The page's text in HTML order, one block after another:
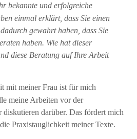
bekannte und erfolgreiche
einmal erklärt, dass Sie einen
gewahrt haben, dass Sie
haben. Wie hat dieser
diese Beratung auf Ihre Arbeit
mit meiner Frau ist für mich
meine Arbeiten vor der
darüber. Das fördert mich
Praxistauglichkeit meiner Texte.